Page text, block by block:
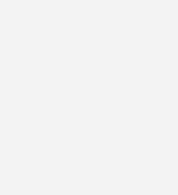
gut
Prozesse
digital stärken. Von
bis hin zu
liefert praxisnahe Einblicke,
damit SHK-